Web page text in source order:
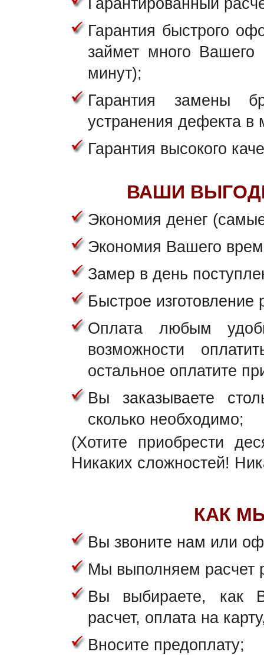
Гарантированный
Гарантия быстрого
займет много
минут);
Гарантия замены
устранения дефекта в
Гарантия высокого
ВАШИ
Экономия денег
Экономия Вашего
Замер в день
Быстрое изготовление
Оплата любым
возможности
остальное оплатите
Вы заказываете
сколько необходимо;
(Хотите приобрести
Никаких сложностей!
КАК
Вы звоните нам или
Мы выполняем расчет
Вы выбираете, как
расчет, оплата на
Вносите предоплату;